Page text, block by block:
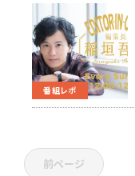
番組レポ
前ページ